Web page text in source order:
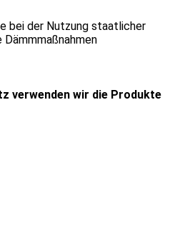
bei der Nutzung staatlicher
verwenden wir die Produkte